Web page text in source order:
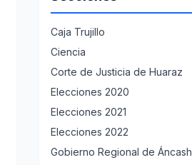
Caja Trujillo
Ciencia
Corte de Justicia de Huaraz
Elecciones 2020
Elecciones 2021
Elecciones 2022
Gobierno Regional de Áncash